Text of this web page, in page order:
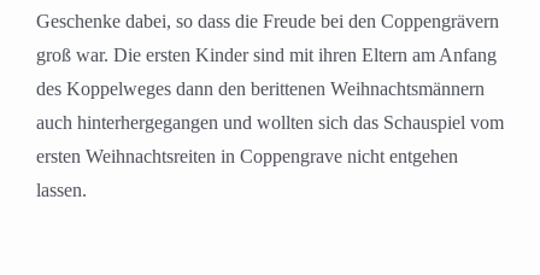
Geschenke dabei, so dass die Freude bei den Coppengrävern
groß war. Die ersten Kinder sind mit ihren Eltern am Anfang
des Koppelweges dann den berittenen Weihnachtsmännern
auch hinterhergegangen und wollten sich das Schauspiel vom
ersten Weihnachtsreiten in Coppengrave nicht entgehen
lassen.